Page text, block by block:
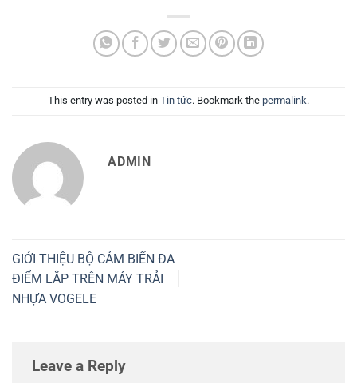
This entry was posted in Tin tức. Bookmark the permalink.
ADMIN
GIỚI THIỆU BỘ CẢM BIẾN ĐA
ĐIỂM LẮP TRÊN MÁY TRẢI
NHỰA VOGELE
Leave a Reply